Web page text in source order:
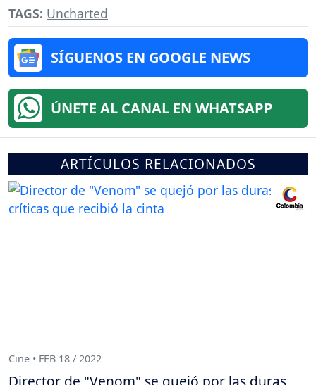
TAGS: Uncharted
SÍGUENOS EN GOOGLE NEWS
ÚNETE AL CANAL EN WHATSAPP
ARTÍCULOS RELACIONADOS
Cine • FEB 18 / 2022
Director de "Venom" se quejó por las duras